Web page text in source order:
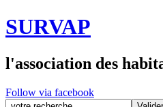
SURVAP
l'association des
Follow via facebook